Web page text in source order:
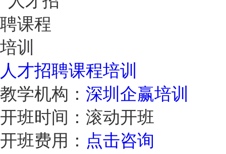
人才招聘课程培训
教学机构： 深圳企赢培训
开班时间： 滚动开班
开班费用： 点击咨询